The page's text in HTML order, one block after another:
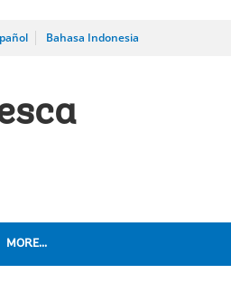
Bahasa Indonesia
MORE...